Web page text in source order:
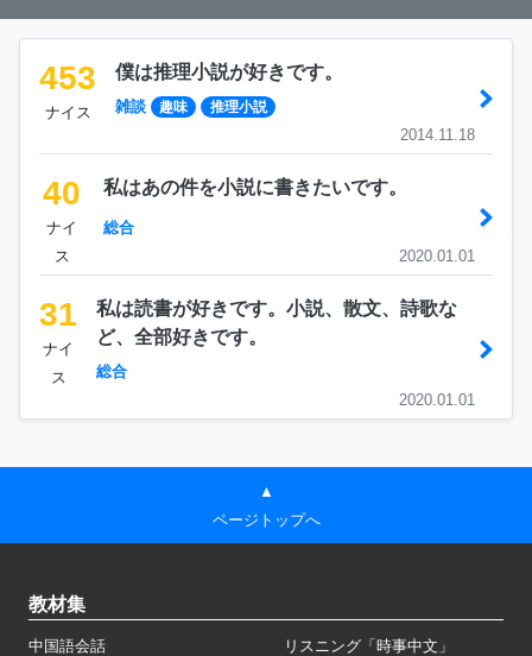
453
ナイス
僕は推理小説が好きです。
雑談 趣味 推理小説
2014.11.18
40
ナイ
ス
私はあの件を小説に書きたいです。
総合
2020.01.01
31
ナイ
ス
私は読書が好きです。小説、散文、詩歌な
ど、全部好きです。
総合
2020.01.01
▲
ページトップへ
教材集
中国語会話
リスニング「時事中文」